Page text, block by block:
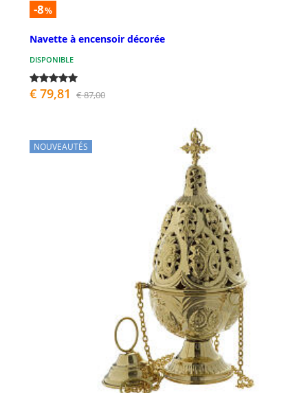
-8%
Navette à encensoir décorée
DISPONIBLE
€ 79,81 € 87,00
NOUVEAUTÉS